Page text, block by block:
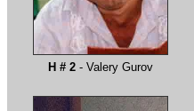
H # 2 - Valery Gurov